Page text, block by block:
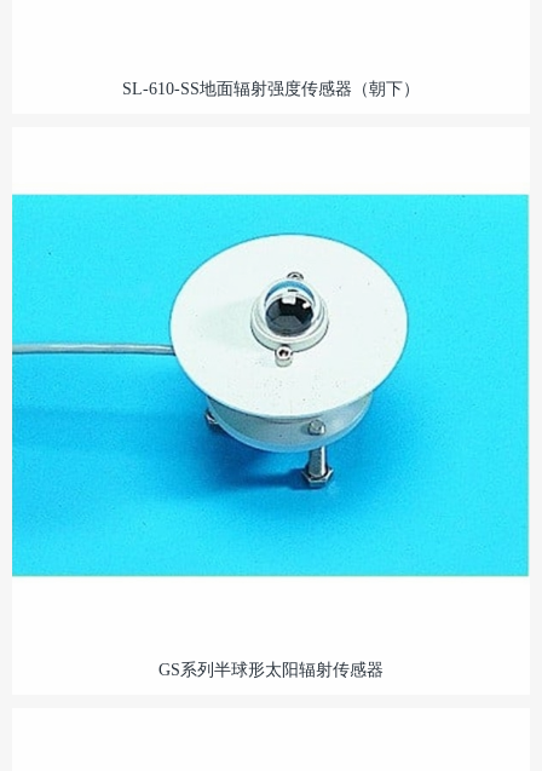
SL-610-SS地面辐射强度传感器（朝下）
GS系列半球形太阳辐射传感器